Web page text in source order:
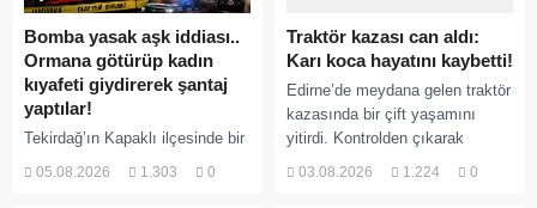
Bomba yasak aşk iddiası..
Ormana götürüp kadın
kıyafeti giydirerek şantaj
yaptılar!
Tekirdağ’ın Kapaklı ilçesinde bir
kişiyi, arkadaşının eşiyle ilişki
05.08.2026 1.303 0
Traktör kazası can aldı:
Karı koca hayatını kaybetti!
Edirne’de meydana gelen traktör
kazasında bir çift yaşamını
yitirdi. Kontrolden çıkarak
devrilen traktörün altında kalan
03.08.2026 1.224 0